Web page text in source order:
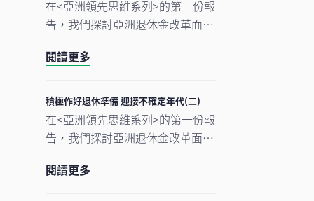
在<亞洲領先思維系列>的第一份報
告，我們探討亞洲退休金改革面對
在本報告中，我們把焦點轉移至退
濟環境，他們在未來數十年需要作
出重大的儲蓄和投資決策。重要的
是，本報告亦會闡述當前長期低報
閱讀更多
積極作好退休準備 迎接不確定年代(二)
在<亞洲領先思維系列>的第一份報
告，我們探討亞洲退休金改革面對
在本報告中，我們把焦點轉移至退
閱讀更多